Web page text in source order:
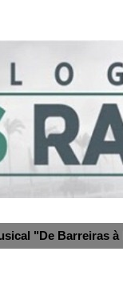
"De Barreiras